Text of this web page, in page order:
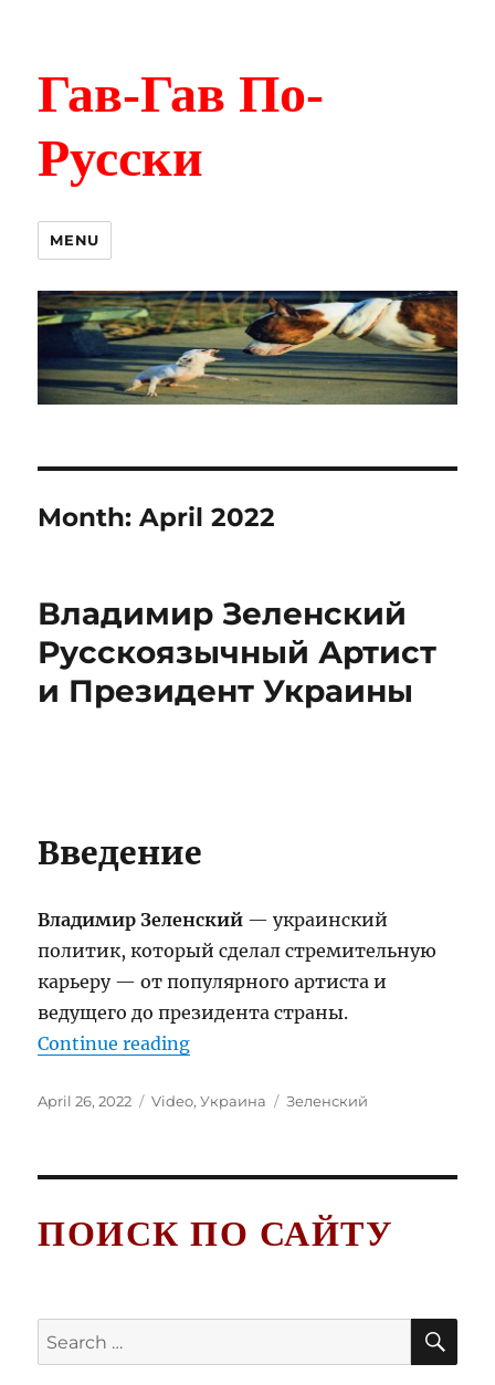
Гав-Гав По-
Русски
MENU
Month:April 2022
Владимир Зеленский
Русскоязычный Артист
и Президент Украины
Введение
Владимир Зеленский — украинский
политик, который сделал стремительную
карьеру — от популярного артиста и
ведущего до президента страны.
Continue reading“Владимир Зеленский
Posted
April 26, 2022 Categories
Video,Украина Tags
Зеленский
ПОИСК ПО САЙТУ
Search
for: